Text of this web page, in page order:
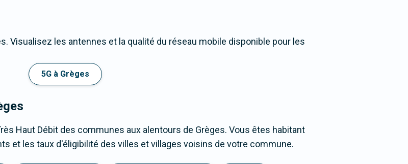
Visualisez les antennes et la qualité du réseau mobile disponible pour les
5G à Grèges
Haut Débit des communes aux alentours de Grèges. Vous êtes habitant
et les taux d'éligibilité des villes et villages voisins de votre commune.